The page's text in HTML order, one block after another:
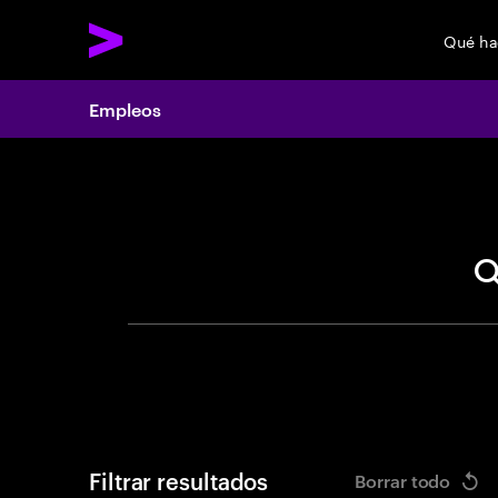
Qué
Empleos
Filtrar resultados Borrar todo